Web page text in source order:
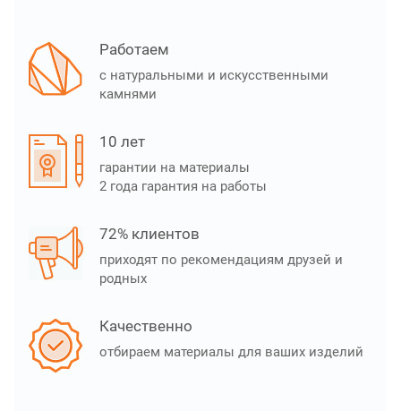
Работаем
с натуральными и искусственными
камнями
10 лет
гарантии на материалы
2 года гарантия на работы
72% клиентов
приходят по рекомендациям друзей и
родных
Качественно
отбираем материалы для ваших изделий